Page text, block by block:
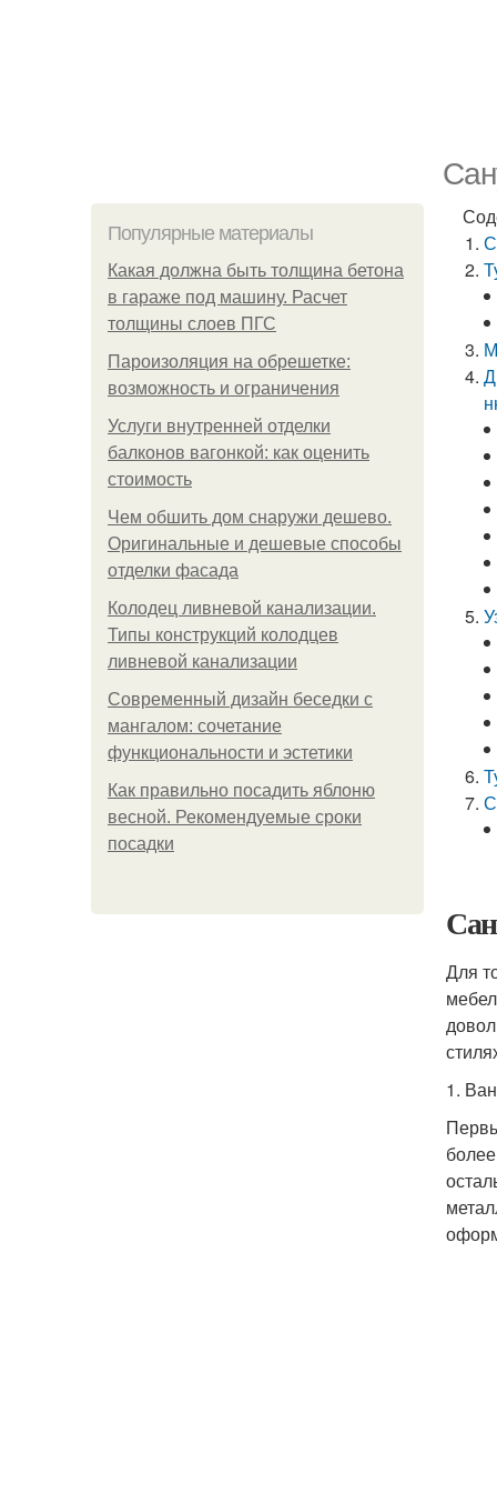
Популярные материалы
Какая должна быть толщина бетона
в гараже под машину. Расчет
толщины слоев ПГС
Пароизоляция на обрешетке:
возможность и ограничения
Услуги внутренней отделки
балконов вагонкой: как оценить
стоимость
Чем обшить дом снаружи дешево.
Оригинальные и дешевые способы
отделки фасада
Колодец ливневой канализации.
Типы конструкций колодцев
ливневой канализации
Современный дизайн беседки с
мангалом: сочетание
функциональности и эстетики
Как правильно посадить яблоню
весной. Рекомендуемые сроки
посадки
Для
1.